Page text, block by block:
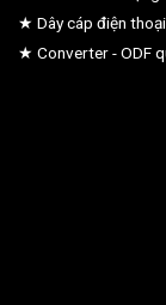
★ Dây cáp điện
★ Converter - ODF